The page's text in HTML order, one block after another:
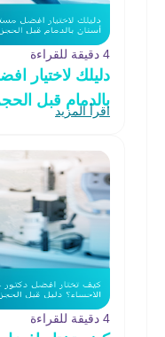
4 دقيقة للقراءة
دليلك لاختيار
بالدمام قبل
اقرأ المزيد
4 دقيقة للقراءة